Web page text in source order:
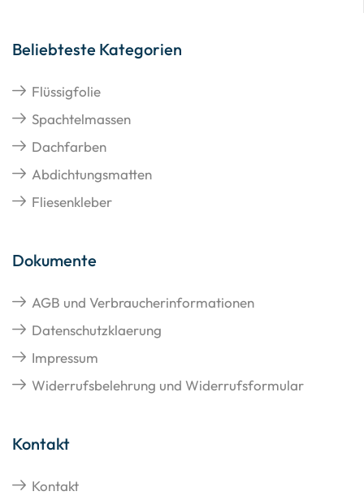
Beliebteste Kategorien
Flüssigfolie
Spachtelmassen
Dachfarben
Abdichtungsmatten
Fliesenkleber
Dokumente
AGB und Verbraucherinformationen
Datenschutzklaerung
Impressum
Widerrufsbelehrung und Widerrufsformular
Kontakt
Kontakt